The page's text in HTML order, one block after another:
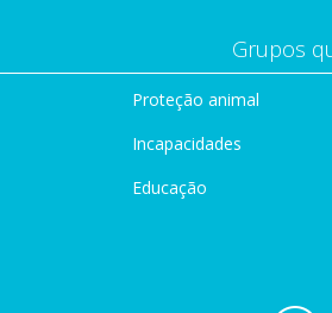
Grupos
Proteção animal
Incapacidades
Educação